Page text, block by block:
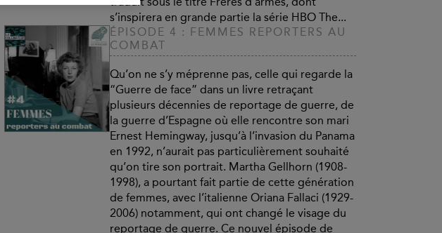
s’inspirera en grande partie la série HBO The...
ÉPISODE 4 : FEMMES REPORTERS AU
COMBAT
Qu’on ne s’y méprenne pas, celle qui regarde la
“Guerre de face” dans un livre retraçant
plusieurs décennies de reportage de guerre, de
la guerre d’Espagne où elle rencontre son mari
Ernest Hemingway, jusqu’à l’invasion du Panama
en 1992, n’aurait pas particulièrement souhaité
qu’on tire son portrait. Martha Gellhorn (1908-
1998), a pourtant fait partie de cette génération
de femmes, avec l’italienne Oriana Fallaci (1929-
2006) notamment, qui ont changé le visage du
reportage de guerre. Ce nouvel épisode de